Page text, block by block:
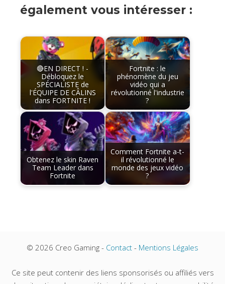
également vous intéresser :
🔴EN DIRECT ! -
Débloquez le
SPÉCIALISTE de
l'ÉQUIPE DE CÂLINS
dans FORTNITE !
Fortnite : le
phénomène du jeu
vidéo qui a
révolutionné l'industrie
?
Obtenez le skin Raven
Team Leader dans
Fortnite
Comment Fortnite a-t-
il révolutionné le
monde des jeux vidéo
?
© 2026 Creo Gaming - Contact - Mentions Légales
Ce site peut contenir des liens sponsorisés ou affiliés vers